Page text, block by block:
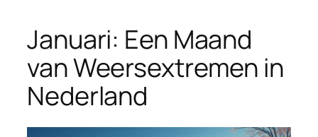
Januari: Een Maand
van Weersextremen in
Nederland